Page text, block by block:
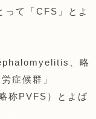
て「CFS」とよ
、略
症候群」
称PVFS）とよば